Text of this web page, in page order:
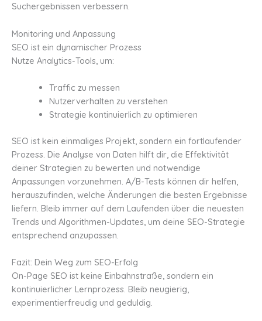
Suchergebnissen verbessern.
Monitoring und Anpassung
SEO ist ein dynamischer Prozess
Nutze Analytics-Tools, um:
Traffic zu messen
Nutzerverhalten zu verstehen
Strategie kontinuierlich zu optimieren
SEO ist kein einmaliges Projekt, sondern ein fortlaufender
Prozess. Die Analyse von Daten hilft dir, die Effektivität
deiner Strategien zu bewerten und notwendige
Anpassungen vorzunehmen. A/B-Tests können dir helfen,
herauszufinden, welche Änderungen die besten Ergebnisse
liefern. Bleib immer auf dem Laufenden über die neuesten
Trends und Algorithmen-Updates, um deine SEO-Strategie
entsprechend anzupassen.
Fazit: Dein Weg zum SEO-Erfolg
On-Page SEO ist keine Einbahnstraße, sondern ein
kontinuierlicher Lernprozess. Bleib neugierig,
experimentierfreudig und geduldig.